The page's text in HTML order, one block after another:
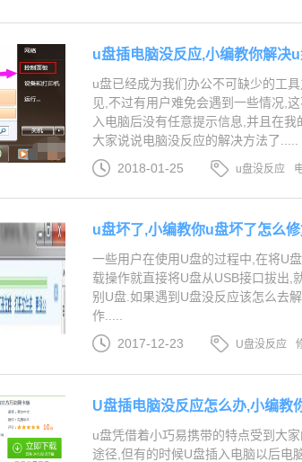
u盘插电脑没反应,小编教你解决
u盘已经成为我们办公不可缺少的工
见,不过有用户难免会遇到一些情况,
入电脑后没有任意提示信息,并且在
大家说说电脑没反应的解决方法了.....
2018-01-25
u盘没反应
u盘坏了,小编教你u盘坏了怎么修
一些用户在使用U盘的过程中,在将U
载操作就直接将U盘从USB接口拔出,
别U盘.如果遇到U盘没反应该怎么去
作.....
2017-12-23
U盘没反应
U盘插电脑没反应怎么办,小编教
u盘凭借着小巧易携带的特点受到大
途径,但有的时候U盘插入电脑以后电